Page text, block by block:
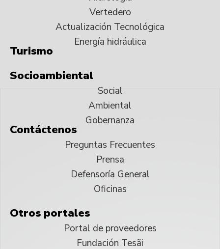
Vertedero
Actualización Tecnológica
Energía hidráulica
Turismo
Socioambiental
Social
Ambiental
Gobernanza
Contáctenos
Preguntas Frecuentes
Prensa
Defensoría General
Oficinas
Otros portales
Portal de proveedores
Fundación Tesãi